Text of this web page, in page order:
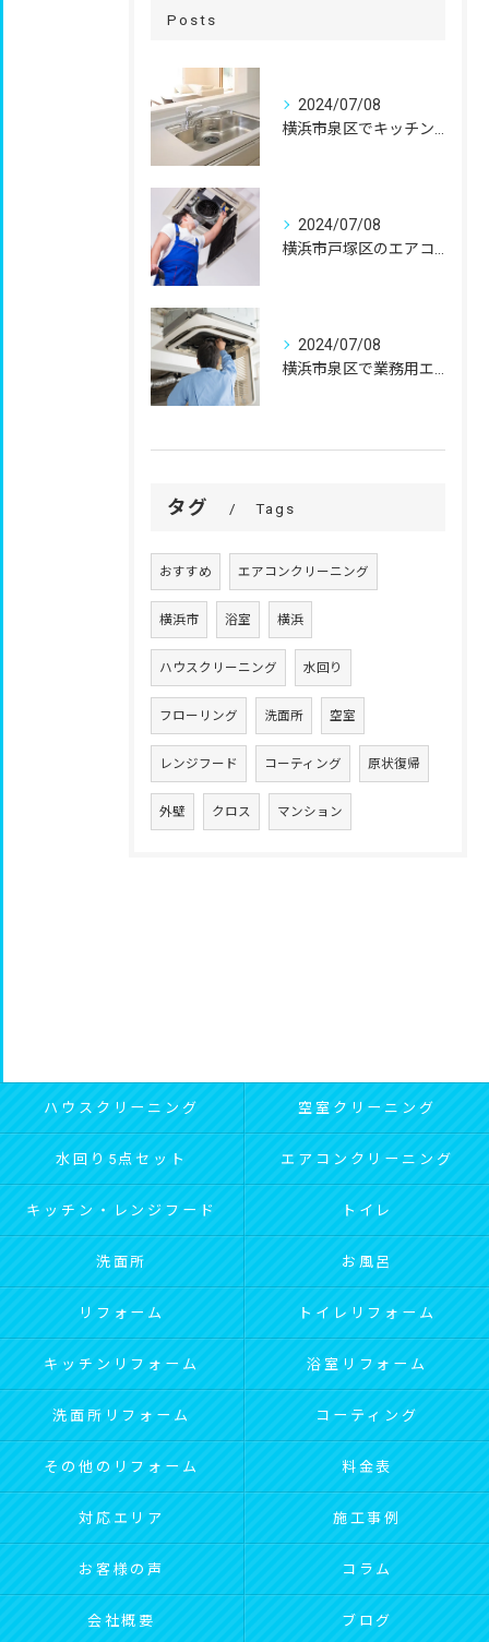
Posts
2024/07/08
横浜市泉区でキッチンリフォーム（マンション）をご検討中の方へのおすすめ情報
2024/07/08
横浜市戸塚区のエアコンクリーニングはマンションも可能なホームアシストへ！高頻度で天井エアコンを掃除する際も安心！業者の選び方
2024/07/08
横浜市泉区で業務用エアコンクリーニングをお考えならホームアシストに見積もりを！ご自身で行うエアコン掃除とプロの洗浄の違い
タグ Tags
おすすめ エアコンクリーニング
横浜市 浴室 横浜
ハウスクリーニング 水回り
フローリング 洗面所 空室
レンジフード コーティング 原状復帰
外壁 クロス マンション
ハウスクリーニング 空室クリーニング
水回り5点セット エアコンクリーニング
キッチン・レンジフード トイレ
洗面所 お風呂
リフォーム トイレリフォーム
キッチンリフォーム 浴室リフォーム
洗面所リフォーム コーティング
その他のリフォーム 料金表
対応エリア 施工事例
お客様の声 コラム
会社概要 ブログ